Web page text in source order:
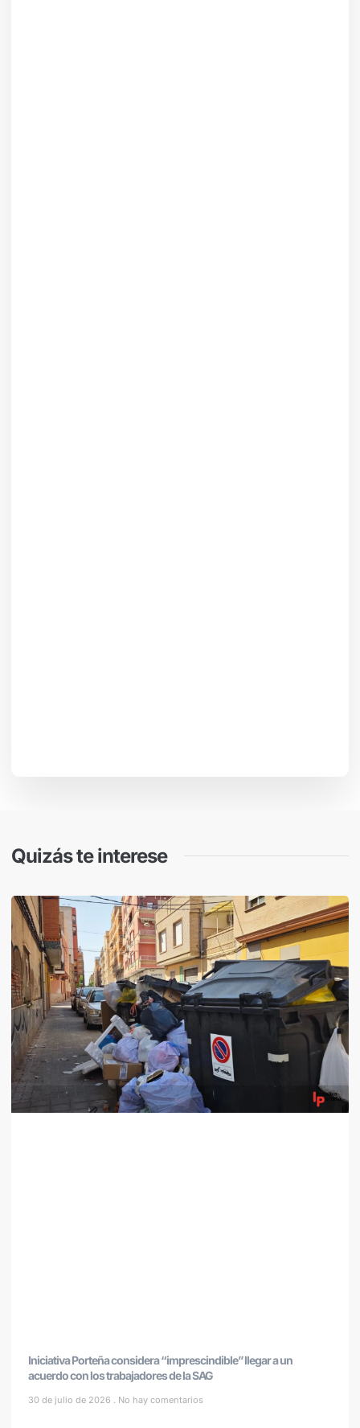
Quizás te interese
Iniciativa Porteña considera “imprescindible” llegar a un
acuerdo con los trabajadores de la SAG
30 de julio de 2026 No hay comentarios